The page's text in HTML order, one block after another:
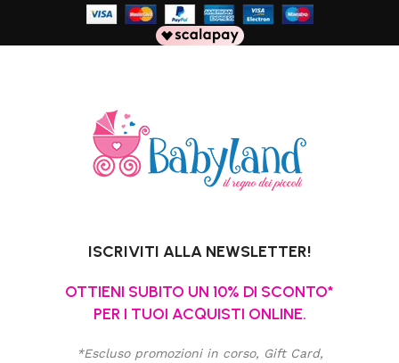
ISCRIVITI ALLA NEWSLETTER!
OTTIENI SUBITO UN 10% DI SCONTO*
PER I TUOI ACQUISTI ONLINE.
*Escluso promozioni in corso, Gift Card,